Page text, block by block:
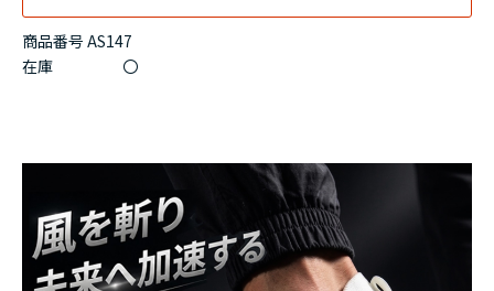
商品番号 AS147
在庫 〇